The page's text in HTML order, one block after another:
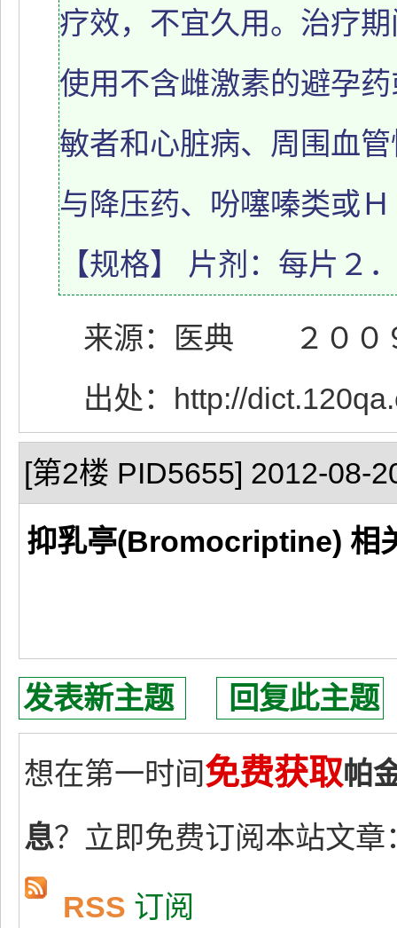
疗效，不宜久用。治疗
使用不含雌激素的避孕
敏者和心脏病、周围血
与降压药、吩噻嗪类或
【规格】 片剂：每片２
来源：医典 ２００９
出处：http://
[第2楼 PID5655] 2012-08-
抑乳亭(Bromocriptine) 相
发表新主题 回复此主题
想在第一时间免费获取帕
息？立即免费订阅本站文章
RSS 订阅